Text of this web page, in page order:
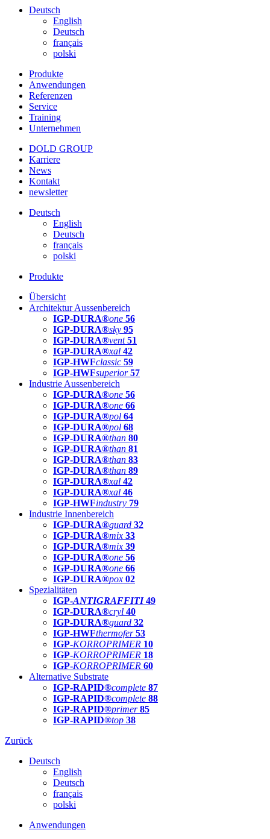
Deutsch
English
Deutsch
français
polski
Produkte
Anwendungen
Referenzen
Service
Training
Unternehmen
DOLD GROUP
Karriere
News
Kontakt
newsletter
Deutsch
English
Deutsch
français
polski
Produkte
Übersicht
Architektur Aussenbereich
IGP-DURA®one 56
IGP-DURA®sky 95
IGP-DURA®vent 51
IGP-DURA®xal 42
IGP-HWFclassic 59
IGP-HWFsuperior 57
Industrie Aussenbereich
IGP-DURA®one 56
IGP-DURA®one 66
IGP-DURA®pol 64
IGP-DURA®pol 68
IGP-DURA®than 80
IGP-DURA®than 81
IGP-DURA®than 83
IGP-DURA®than 89
IGP-DURA®xal 42
IGP-DURA®xal 46
IGP-HWFindustry 79
Industrie Innenbereich
IGP-DURA®guard 32
IGP-DURA®mix 33
IGP-DURA®mix 39
IGP-DURA®one 56
IGP-DURA®one 66
IGP-DURA®pox 02
Spezialitäten
IGP-ANTIGRAFFITI49
IGP-DURA®cryl 40
IGP-DURA®guard 32
IGP-HWFthermofer 53
IGP-KORROPRIMER 10
IGP-KORROPRIMER 18
IGP-KORROPRIMER 60
Alternative Substrate
IGP-RAPID®complete 87
IGP-RAPID®complete 88
IGP-RAPID®primer 85
IGP-RAPID®top 38
Zurück
Deutsch
English
Deutsch
français
polski
Anwendungen